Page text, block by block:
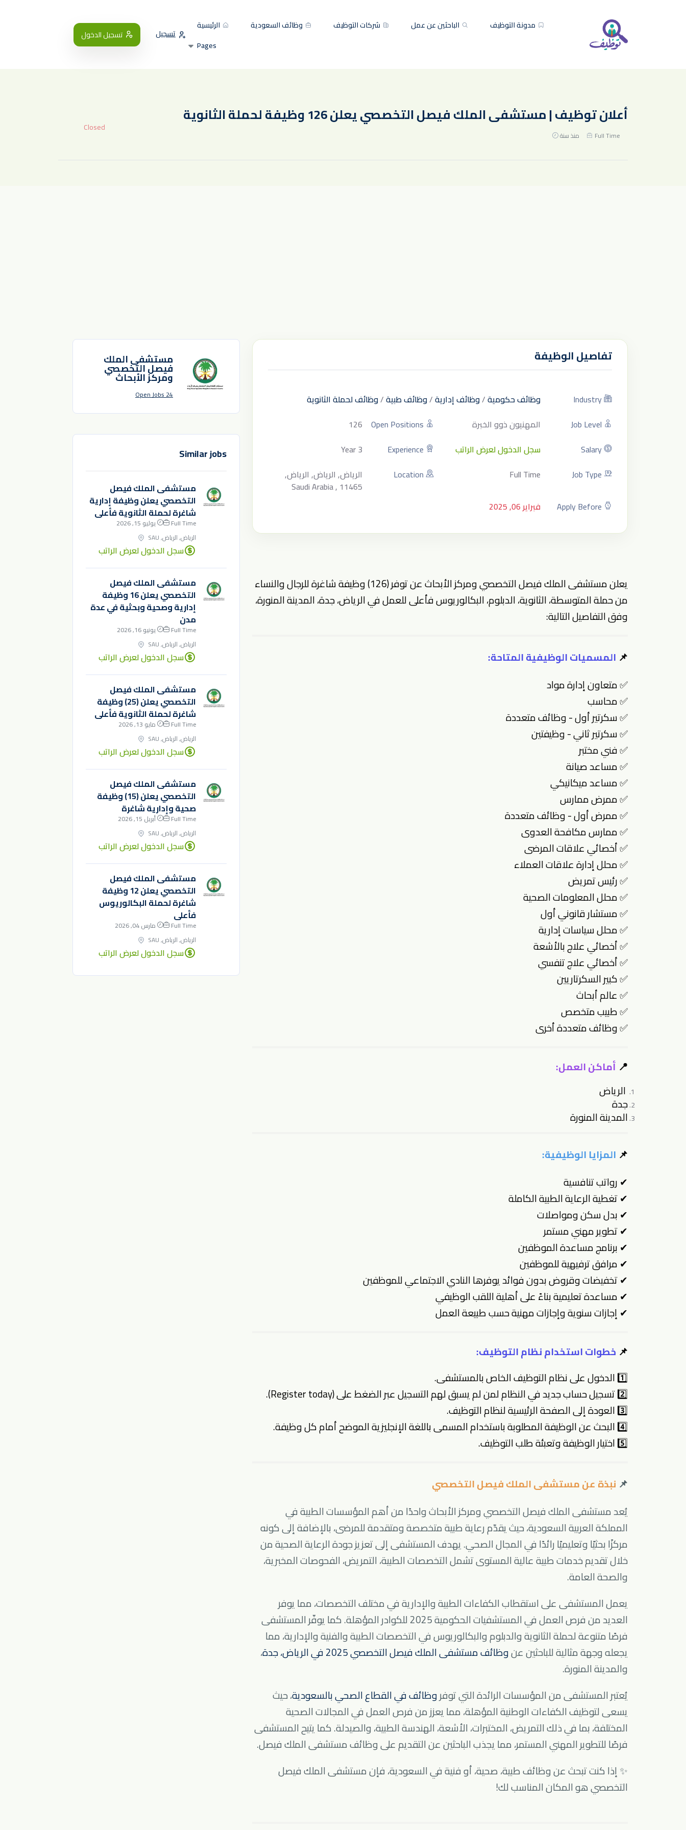
الرئيسية وظائف السعودية شركات التوظيف الباحثين عن عمل
مدونة التوظيف
Pages
تسجيل تسجيل الدخول
أعلان توظيف | مستشفى الملك فيصل التخصصي يعلن 126 وظيفة لحملة الثانوية
Full Time منذ سنة
Closed
تفاصيل الوظيفة
Industry وظائف حكومية/وظائف إدارية/وظائف طبية/وظائف لحملة الثانوية
Job Level
المهنيون ذوو الخبرة Open Positions
126
Salary
سجل الدخول لعرض الراتب Experience
3 Year
Job Type
Full Time
Location
الرياض, الرياض, الرياض,
Saudi Arabia , 11465
Apply Before
فبراير 06, 2025
يعلن مستشفى الملك فيصل التخصصي ومركز الأبحاث عن توفر (126) وظيفة شاغرة للرجال والنساء
من حملة المتوسطة، الثانوية، الدبلوم، البكالوريوس فأعلى للعمل في الرياض، جدة، المدينة المنورة،
وفق التفاصيل التالية:
📌 المسميات الوظيفية المتاحة:
✅ متعاون إدارة مواد
✅ محاسب
✅ سكرتير أول - وظائف متعددة
✅ سكرتير ثاني - وظيفتين
✅ فني مختبر
✅ مساعد صيانة
✅ مساعد ميكانيكي
✅ ممرض ممارس
✅ ممرض أول - وظائف متعددة
✅ ممارس مكافحة العدوى
✅ أخصائي علاقات المرضى
✅ محلل إدارة علاقات العملاء
✅ رئيس تمريض
✅ محلل المعلومات الصحية
✅ مستشار قانوني أول
✅ محلل سياسات إدارية
✅ أخصائي علاج بالأشعة
✅ أخصائي علاج تنفسي
✅ كبير السكرتاريين
✅ عالم أبحاث
✅ طبيب متخصص
✅ وظائف متعددة أخرى
📍 أماكن العمل:
الرياض
جدة
المدينة المنورة
📌 المزايا الوظيفية:
✔ رواتب تنافسية
✔ تغطية الرعاية الطبية الكاملة
✔ بدل سكن ومواصلات
✔ تطوير مهني مستمر
✔ برنامج مساعدة الموظفين
✔ مرافق ترفيهية للموظفين
✔ تخفيضات وقروض بدون فوائد يوفرها النادي الاجتماعي للموظفين
✔ مساعدة تعليمية بناءً على أهلية اللقب الوظيفي
✔ إجازات سنوية وإجازات مهنية حسب طبيعة العمل
📌 خطوات استخدام نظام التوظيف:
1️⃣ الدخول على
نظام التوظيف الخاص بالمستشفى.
2️⃣ تسجيل حساب جديد في النظام لمن لم يسبق لهم التسجيل عبر الضغط على (Register today).
3️⃣ العودة إلى الصفحة الرئيسية لنظام التوظيف.
4️⃣ البحث عن الوظيفة المطلوبة باستخدام المسمى باللغة الإنجليزية الموضح أمام كل وظيفة.
5️⃣ اختيار الوظيفة وتعبئة طلب التوظيف.
📌 نبذة عن مستشفى الملك فيصل التخصصي
يُعد مستشفى الملك فيصل التخصصي ومركز الأبحاث واحدًا من أهم المؤسسات الطبية في
المملكة العربية السعودية، حيث يقدّم رعاية طبية متخصصة ومتقدمة للمرضى، بالإضافة إلى كونه
مركزًا بحثيًا وتعليميًا رائدًا في المجال الصحي. يهدف المستشفى إلى تعزيز جودة الرعاية الصحية من
خلال تقديم خدمات طبية عالية المستوى تشمل التخصصات الطبية، التمريض، الفحوصات المخبرية،
والصحة العامة.
يعمل المستشفى على استقطاب الكفاءات الطبية والإدارية في مختلف التخصصات، مما يوفر
العديد من فرص العمل في المستشفيات الحكومية 2025 للكوادر المؤهلة. كما يوفّر المستشفى
فرصًا متنوعة لحملة الثانوية والدبلوم والبكالوريوس في التخصصات الطبية والفنية والإدارية، مما
يجعله وجهة مثالية للباحثين عنوظائف مستشفى الملك فيصل التخصصي 2025 في الرياض، جدة
،
والمدينة المنورة.
يُعتبر المستشفى من المؤسسات الرائدة التي توفروظائف في القطاع الصحي بالسعودية، حيث
يسعى لتوظيف الكفاءات الوطنية المؤهلة، مما يعزز من فرص العمل في المجالات الصحية
المختلفة، بما في ذلك التمريض، المختبرات، الأشعة، الهندسة الطبية، والصيدلة. كما يتيح المستشفى
فرصًا للتطوير المهني المستمر، مما يجذب الباحثين عن التقديم على وظائف مستشفى الملك فيصل.
✨ إذا كنت تبحث عن وظائف طبية، صحية، أو فنية في السعودية، فإن مستشفى الملك فيصل
التخصصي هو المكان المناسب لك!
مستشفى الملك
فيصل التخصصي
ومركز الأبحاث
24 Open Jobs
Similar jobs
مستشفى الملك فيصل
التخصصي يعلن وظيفة إدارية
شاغرة لحملة الثانوية فأعلى
Full Time
يوليو 15, 2026
الرياض, الرياض, SAU
سجل الدخول لعرض الراتب
مستشفى الملك فيصل
التخصصي يعلن 16 وظيفة
إدارية وصحية وبحثية في عدة
مدن
Full Time
يونيو 16, 2026
الرياض, الرياض, SAU
سجل الدخول لعرض الراتب
مستشفى الملك فيصل
التخصصي يعلن (25) وظيفة
شاغرة لحملة الثانوية فأعلى
Full Time
مايو 13, 2026
الرياض, الرياض, SAU
سجل الدخول لعرض الراتب
مستشفى الملك فيصل
التخصصي يعلن (15) وظيفة
صحية وإدارية شاغرة
Full Time
أبريل 15, 2026
الرياض, الرياض, SAU
سجل الدخول لعرض الراتب
مستشفى الملك فيصل
التخصصي يعلن 12 وظيفة
شاغرة لحملة البكالوريوس
فأعلى
Full Time
مارس 04, 2026
الرياض, الرياض, SAU
سجل الدخول لعرض الراتب